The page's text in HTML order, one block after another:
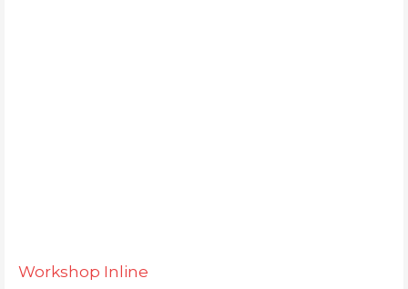
Workshop Inline